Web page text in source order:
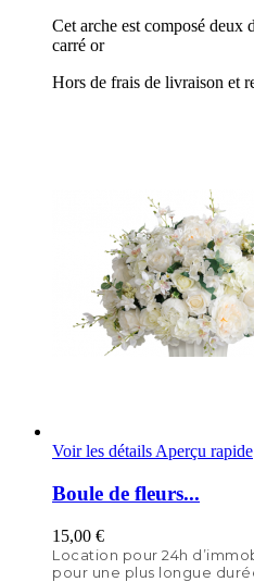
Cet arche est composé deux
carré or
Hors de frais de livraison et
Voir les détails Aperçu rapide
Boule de fleurs...
15,00 €
Location pour 24h
pour une plus longue